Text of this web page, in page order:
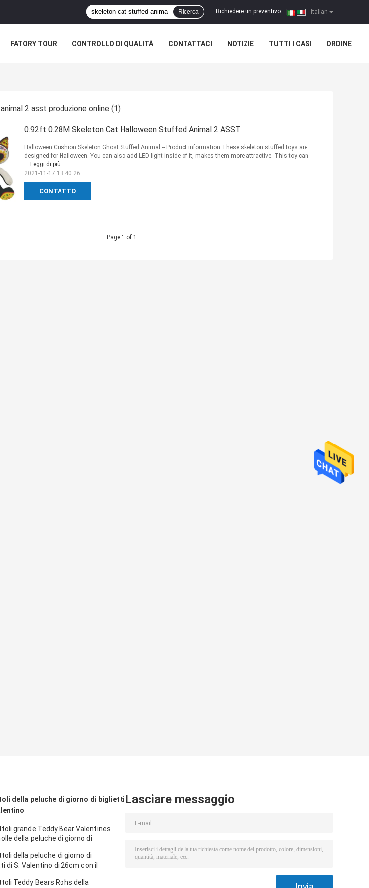
Italian
Richiedere un preventivo |
Ricerca
FATORY TOUR CONTROLLO DI QUALITÀ CONTATTACI NOTIZIE TUTTI I CASI ORDINE
2 asst produzione online (1)
0.92ft 0.28M Skeleton Cat Halloween Stuffed Animal 2 ASST
CONTATTO
Halloween Cushion Skeleton Ghost Stuffed Animal -- Product information These skeleton stuffed toys are
designed for Halloween. You can also add LED light inside of it, makes them more attractive. This toy can
... Leggi di più
2021-11-17 13:40:26
Page 1 of 1
della peluche di giorno di biglietti
grande Teddy Bear Valentines
della peluche di giorno di
della peluche di giorno di
di S. Valentino di 26cm con il
Teddy Bears Rohs della
Lasciare messaggio